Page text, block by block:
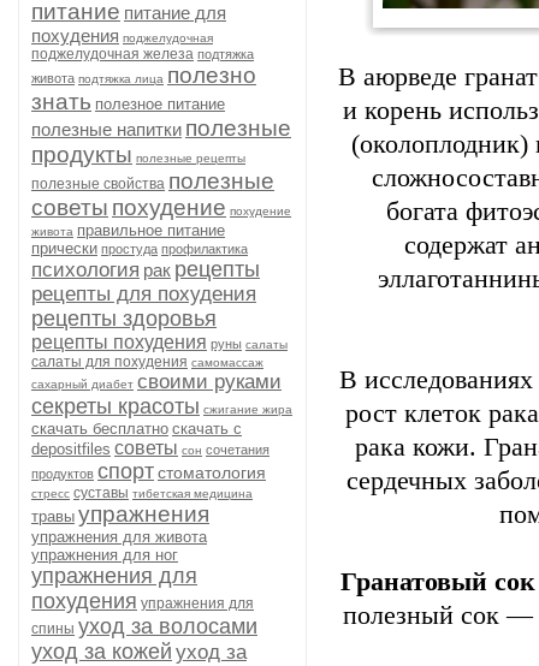
питание питание для
похудения поджелудочная
поджелудочная железа подтяжка
живота подтяжка лица полезно
знать полезное питание
полезные напитки полезные
продукты полезные рецепты
полезные свойства полезные
советы похудение похудение
живота правильное питание
прически простуда профилактика
психология рак рецепты
рецепты для похудения
рецепты здоровья
рецепты похудения руны салаты
салаты для похудения самомассаж
сахарный диабет своими руками
секреты красоты сжигание жира
скачать бесплатно скачать с
depositfiles советы сон сочетания
продуктов спортстоматология
стресс суставы тибетская медицина
травы упражнения
упражнения для живота
упражнения для ног
упражнения для
похудения упражнения для
спины уход за волосами
уход за кожей уход за
В аюрведе
и корень
(околоплодник)
богата
содержат
В
рост клеток
рака кожи.
сердечных
Гранатовый
полезный сок —